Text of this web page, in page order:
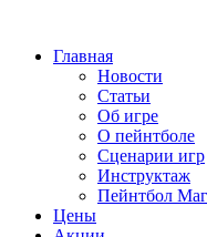
Главная
Новости
Статьи
Об игре
О пейнтболе
Сценарии игр
Инструктаж
Пейнтбол
Цены